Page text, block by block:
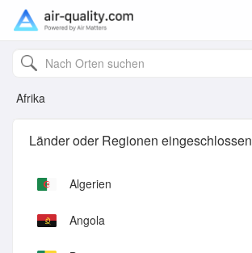
Afrika
Länder oder Regionen eingeschlossen
Algerien
Angola